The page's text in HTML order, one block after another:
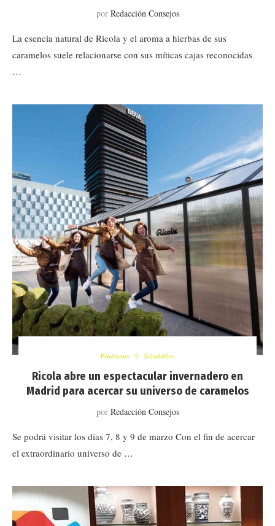
por Redacción Consejos
La esencia natural de Ricola y el aroma a hierbas de sus
caramelos suele relacionarse con sus míticas cajas reconocidas
…
Productos Saludables
Ricola abre un espectacular invernadero en
Madrid para acercar su universo de caramelos
por Redacción Consejos
Se podrá visitar los días 7, 8 y 9 de marzo Con el fin de acercar
el extraordinario universo de …